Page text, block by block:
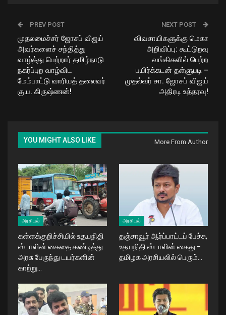
PREV POST
முதலமைச்சர் ஜோசப் விஜய்
அவர்களைச் சந்தித்து
வாழ்த்து பெற்றார் தமிழ்நாடு
நகர்ப்புற வாழ்விட
மேம்பாட்டு வாரியத் தலைவர்
கு.ப. கிருஷ்ணன்!
NEXT POST
விவசாயிகளுக்கு மெகா
அறிவிப்பு: கூட்டுறவு
வங்கிகளில் பெற்ற
பயிர்க்கடன் தள்ளுபடி –
முதல்வர் சா. ஜோசப் விஜய்
அதிரடி உத்தரவு!
YOU MIGHT ALSO LIKE More From Author
அரசியல்
கள்ளக்குறிச்சியில் உதயநிதி
ஸ்டாலின் கைதை கண்டித்து
அரசு பேருந்து டயர்களின்
காற்று…
அரசியல்
தஞ்சாவூர் ஆர்ப்பாட்டப் பேச்சு,
உதயநிதி ஸ்டாலின் கைது –
தமிழக அரசியலில் பெரும்…